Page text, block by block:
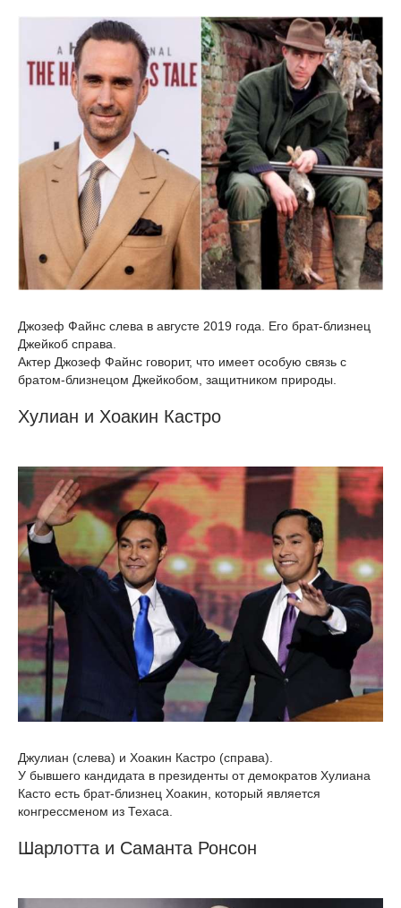
Джозеф Файнс слева в августе 2019 года. Его брат-близнец
Джейкоб справа.
Актер Джозеф Файнс говорит, что имеет особую связь с
братом-близнецом Джейкобом, защитником природы.
Хулиан и Хоакин Кастро
Джулиан (слева) и Хоакин Кастро (справа).
У бывшего кандидата в президенты от демократов Хулиана
Касто есть брат-близнец Хоакин, который является
конгрессменом из Техаса.
Шарлотта и Саманта Ронсон